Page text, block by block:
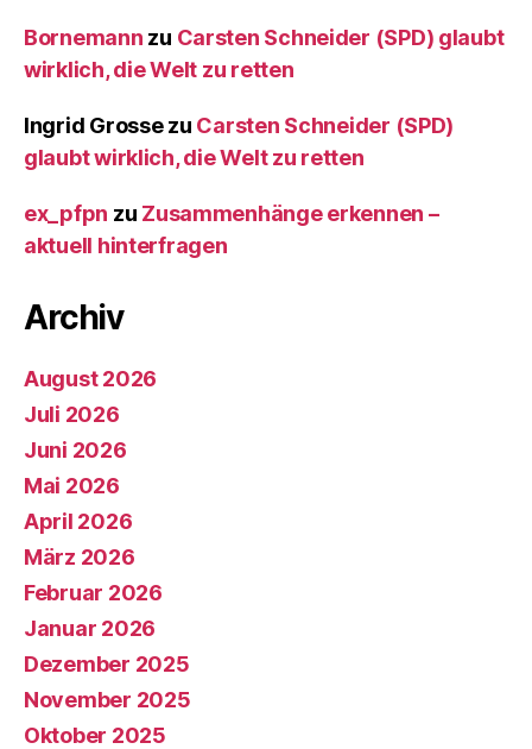
Bornemann zu Carsten Schneider (SPD) glaubt
wirklich, die Welt zu retten
Ingrid Grossezu Carsten Schneider (SPD)
glaubt wirklich, die Welt zu retten
ex_pfpn zu Zusammenhänge erkennen –
aktuell hinterfragen
Archiv
August 2026
Juli 2026
Juni 2026
Mai 2026
April 2026
März 2026
Februar 2026
Januar 2026
Dezember 2025
November 2025
Oktober 2025